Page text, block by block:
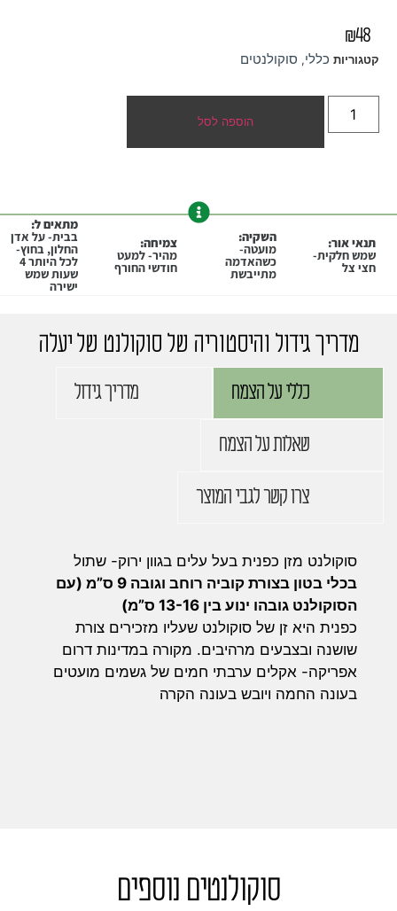
₪48
קטגוריות כללי, סוקולנטים
הוספה לסל
תנאי אור:
שמש חלקית-
חצי צל
השקיה:
מועטה-
כשהאדמה
מתייבשת
צמיחה:
מהיר- למעט
חודשי החורף
מתאים ל:
בבית- על אדן
החלון, בחוץ-
לכל היותר 4
שעות שמש
ישירה
מדריך גידול והיסטוריה של סוקולנט של יעלה
כללי על הצמח מדריך גידול
שאלות על הצמח
צרו קשר לגבי המוצר
סוקולנט מזן כפנית בעל עלים בגוון ירוק- שתול
בכלי בטון בצורת קוביה רוחב וגובה 9 ס”מ (עם
הסוקולנט גובהו ינוע בין 13-16 ס”מ)
כפנית היא זן של סוקולנט שעליו מזכירים צורת
שושנה ובצבעים מרהיבים. מקורה במדינות דרום
אפריקה- אקלים ערבתי חמים של גשמים מועטים
בעונה החמה ויובש בעונה הקרה
סוקולנטים נוספים